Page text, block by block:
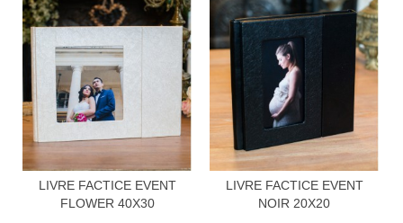
LIVRE FACTICE EVENT
FLOWER 40X30
LIVRE FACTICE EVENT
NOIR 20X20